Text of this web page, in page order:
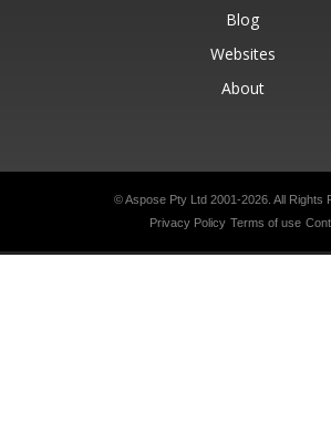
Blog
Websites
About
© Aspose Pty Ltd 2001-2026. All Rights
Privacy Policy Terms of use